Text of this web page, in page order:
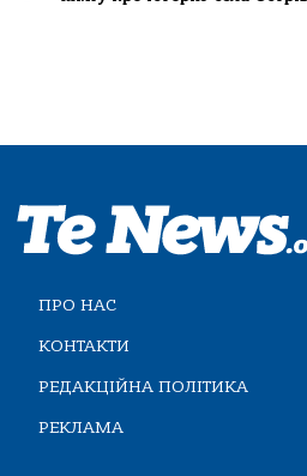
ПРО НАС
КОНТАКТИ
РЕДАКЦІЙНА ПОЛІТИКА
РЕКЛАМА